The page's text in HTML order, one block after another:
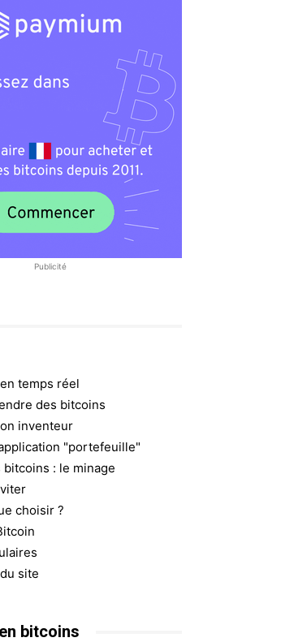
Publicité
temps réel
des bitcoins
inventeur
"portefeuille"
bitcoins : le minage
choisir ?
site
bitcoins